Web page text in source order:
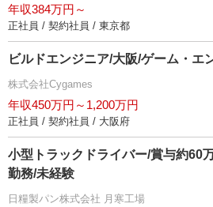
年収384万円～
正社員 / 契約社員 / 東京都
ビルドエンジニア/大阪/ゲーム・エ
株式会社Cygames
年収450万円～1,200万円
正社員 / 契約社員 / 大阪府
小型トラックドライバー/賞与約60
勤務/未経験
日糧製パン株式会社 月寒工場